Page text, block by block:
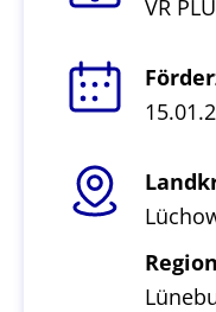
VR
Region